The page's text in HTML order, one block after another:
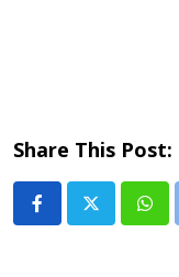
Share This Post: